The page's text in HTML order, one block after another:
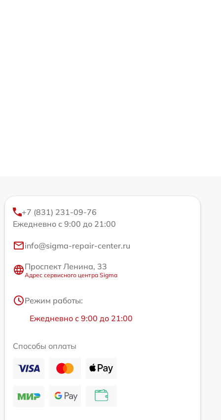
+7 (831) 231-09-76
Ежедневно с 9:00 до 21:00
info@sigma-repair-center.ru
Проспект Ленина, 33
Адрес сервисного центра Sigma
Режим работы:
Ежедневно с 9:00 до 21:00
Способы оплаты